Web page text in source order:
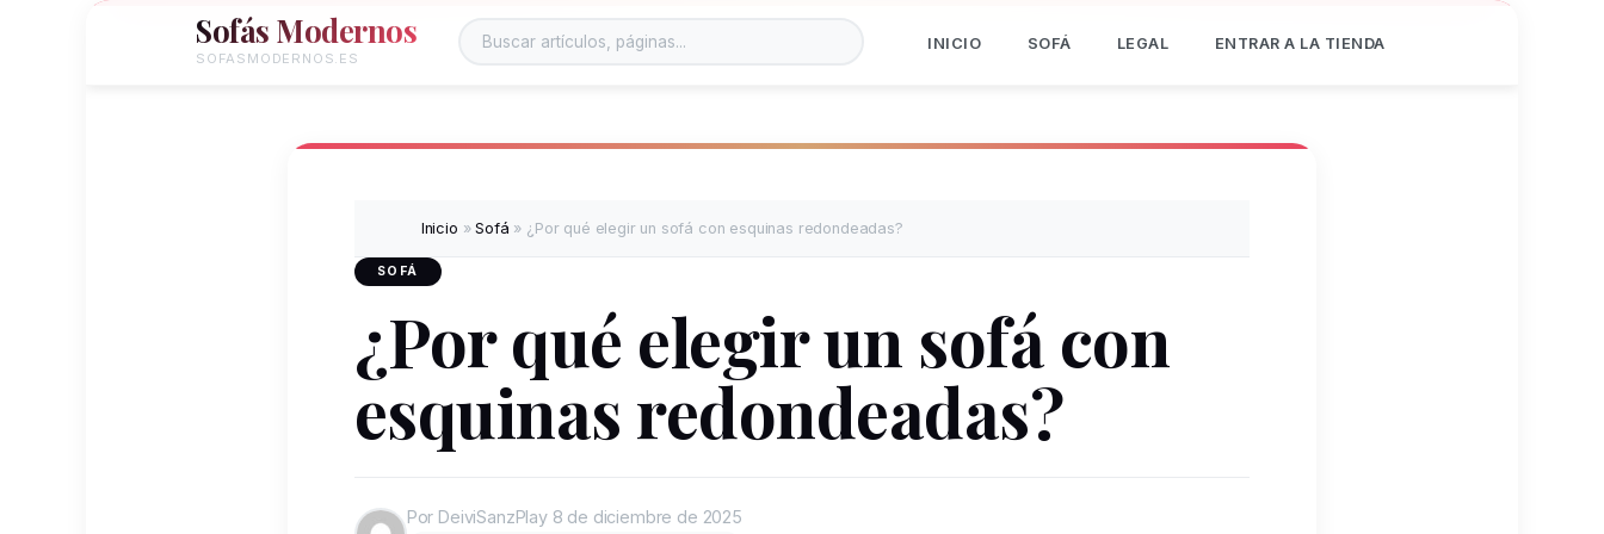
Sofás Modernos
SOFASMODERNOS.ES
INICIO SOFÁ LEGAL ENTRAR A LA TIENDA
Inicio »Sofá » ¿Por qué elegir un sofá con esquinas redondeadas?
SOFÁ
¿Por qué elegir un sofá con
esquinas redondeadas?
Por DeiviSanzPlay 8 de diciembre de 2025